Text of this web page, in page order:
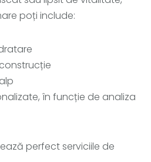
poți include:
în funcție de analiza
perfect serviciile de